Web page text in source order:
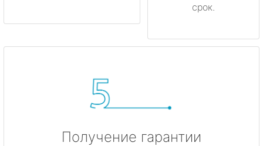
срок.
Получение гарантии